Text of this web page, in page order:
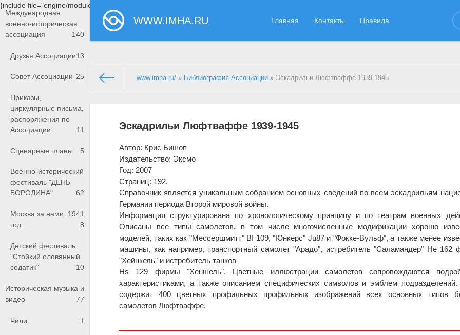
{include file="engine/modules/saperu/head.php"}
WWW.IMHA.RU Главная Контакты Правила
Международная
военно-историческая
ассоциация
140
Друзья Ассоциации13
Совет Ассоциации 25
Приказы,
циркулярные письма,
распоряжения по
Ассоциации
11
Сценарные планы 5
Военно-исторический
фестиваль "ДЕНЬ
БОРОДИНА"
62
Москва за нами. 1941
год.
8
Детский фестиваль
"Стойкий оловянный
содатик"
10
Историческая музыка и
видео
77
Чили 1
www.imha.ru/ » Библиография Ассоциации » Эскадрильи Люфтваффе 1939-1945
Эскадрильи Люфтваффе 1939-1945
Автор: Крис Бишоп
Издательство: Эксмо
Год: 2007
Страниц: 192.
Справочник является уникальным собранием основных сведений по всем эскадрильям
Германии периода Второй мировой войны.
Информация структурирована по хронологическому принципу и по театрам военных
Описаны все типы самолетов, в том числе многочисленные модификации хорошо
моделей, таких как "Мессершмитт" Bf 109, "Юнкерс" Ju87 и "Фокке-Вульф", а также менее
машины, как например, транспортный самолет "Арадо", истребитель "Саламандер" He 162
"Хейнкель" и истребитель танков
Hs 129 фирмы "Хеншель". Цветные иллюстрации самолетов сопровождаются
характеристиками, а также описанием специфических символов и эмблем подразделений.
содержит 400 цветных профильных профильных изображений всех основных типов
самолетов Люфтваффе.